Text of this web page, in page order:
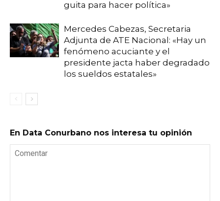
guita para hacer política»
Mercedes Cabezas, Secretaria
Adjunta de ATE Nacional: «Hay un
fenómeno acuciante y el
presidente jacta haber degradado
los sueldos estatales»
En Data Conurbano nos interesa tu opinión